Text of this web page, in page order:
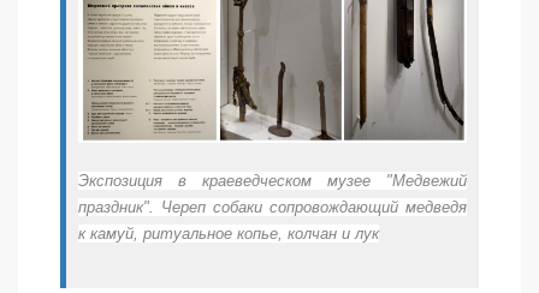
Экспозиция в краеведческом музее "Медвежий
праздник". Череп собаки сопровождающий медведя
к камуй, ритуальное копье, колчан и лук